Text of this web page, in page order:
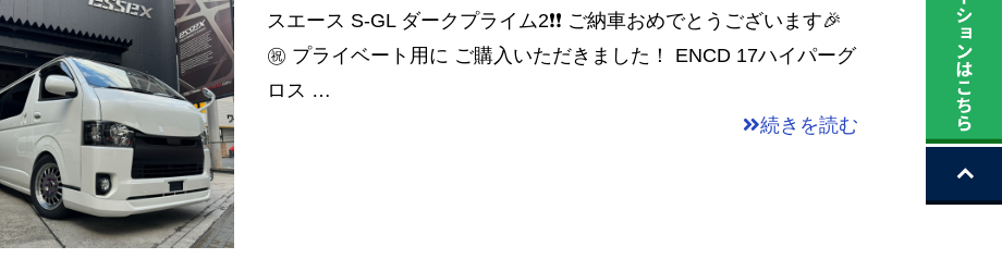
スエース S-GL ダークプライム2❗❗ ご納車おめでとうございます🎉
㊗️ プライベート用に ご購入いただきました！ ENCD 17ハイパーグ
ロス …
続きを読む